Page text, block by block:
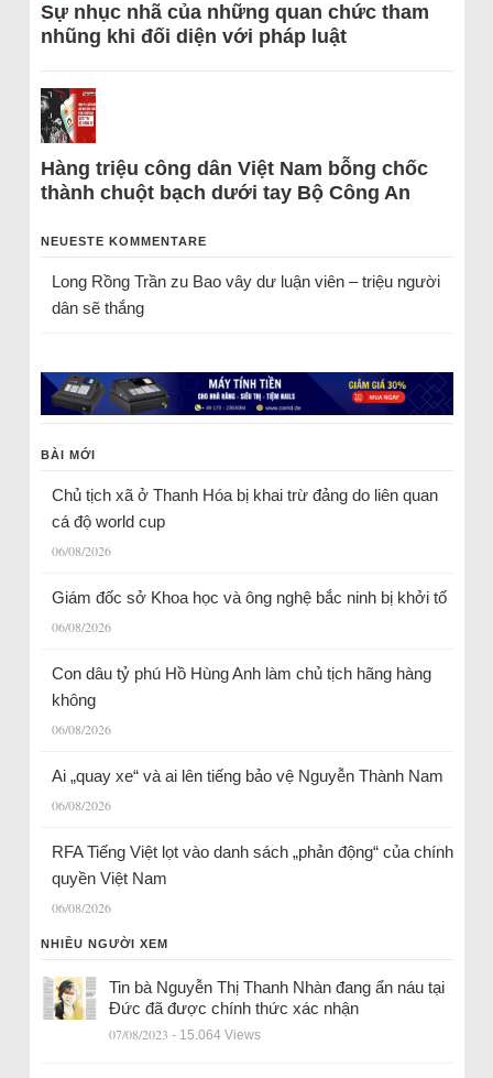
Sự nhục nhã của những quan chức tham
nhũng khi đối diện với pháp luật
Hàng triệu công dân Việt Nam bỗng chốc
thành chuột bạch dưới tay Bộ Công An
NEUESTE KOMMENTARE
Long Rồng Trầnzu Bao vây dư luận viên – triệu người
dân sẽ thắng
BÀI MỚI
Chủ tịch xã ở Thanh Hóa bị khai trừ đảng do liên quan
cá độ world cup
06/08/2026
Giám đốc sở Khoa học và ông nghệ bắc ninh bị khởi tố
06/08/2026
Con dâu tỷ phú Hồ Hùng Anh làm chủ tịch hãng hàng
không
06/08/2026
Ai „quay xe“ và ai lên tiếng bảo vệ Nguyễn Thành Nam
06/08/2026
RFA Tiếng Việt lọt vào danh sách „phản động“ của chính
quyền Việt Nam
06/08/2026
NHIỀU NGƯỜI XEM
Tin bà Nguyễn Thị Thanh Nhàn đang ẩn náu tại
Đức đã được chính thức xác nhận
07/08/2023 - 15.064 Views